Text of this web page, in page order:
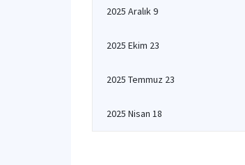
2025 Aralık 9
2025 Ekim 23
2025 Temmuz 23
2025 Nisan 18